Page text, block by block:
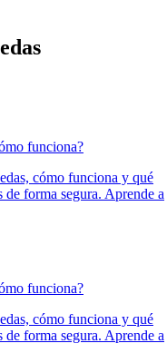
funciona?
cómo funciona y qué
forma segura. Aprende a
funciona?
cómo funciona y qué
forma segura. Aprende a